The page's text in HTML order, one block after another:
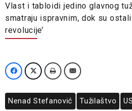
Vlast i tabloidi jedino glavnog
smatraju ispravnim, dok su
revolucije’
Nenad Stefanović Tužilaštvo